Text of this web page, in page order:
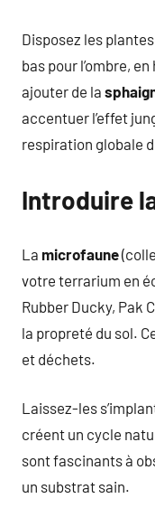
Disposez les
bas pour l’ombre,
ajouter de la
accentuer l’effet
respiration globale
Introduire
La microfaune
votre terrarium en
Rubber Ducky, Pak
la propreté du sol.
et déchets.
Laissez-les
créent un cycle
sont fascinants à
un substrat sain.